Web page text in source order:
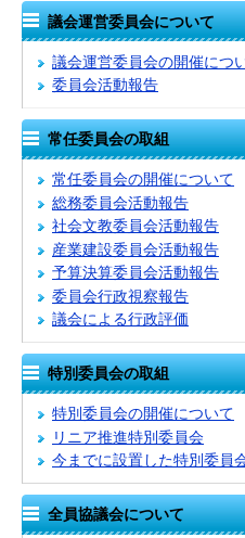
議会運営委員会について
議会運営委員会の開催につ
委員会活動報告
常任委員会の取組
常任委員会の開催について
総務委員会活動報告
社会文教委員会活動報告
産業建設委員会活動報告
予算決算委員会活動報告
委員会行政視察報告
議会による行政評価
特別委員会の取組
特別委員会の開催について
リニア推進特別委員会
今までに設置した特別委員
全員協議会について